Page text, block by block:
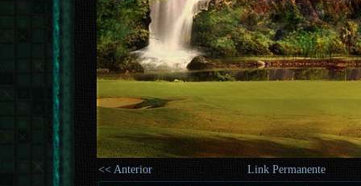
<< Anterior
Link Permanente